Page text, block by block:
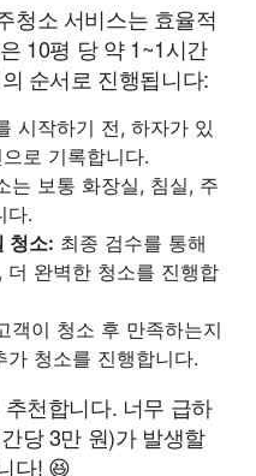
청소 서비스는 효율적
10평 당 약 1~1시간
순서로 진행됩니다:
시작하기 전, 하자가 있
로 기록합니다.
는 보통 화장실, 침실, 주
다.
청소: 최종 검수를 통해
더 완벽한 청소를 진행합
객이 청소 후 만족하는지
청소를 진행합니다.
천합니다. 너무 급하
당 3만 원)가 발생할
다! 😆